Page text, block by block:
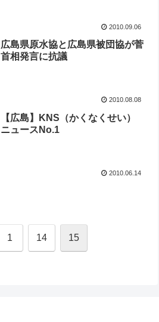
2010.09.06
広島県原水協と広島県被団協が菅
首相発言に抗議
2010.08.08
【広島】KNS（かくなくせい）
ニュースNo.1
2010.06.14
1 14 15